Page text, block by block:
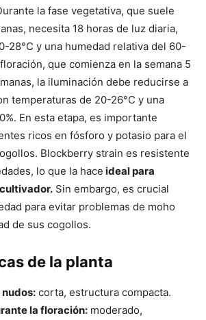
la fase vegetativa, que suele
necesita 18 horas de luz diaria,
28°C y una humedad relativa del 60-
que comienza en la semana 5
la iluminación debe reducirse a
temperaturas de 20-26°C y una
En esta etapa, es importante
ricos en fósforo y potasio para el
Blockberry strain es resistente
lo que la hace ideal para
Sin embargo, es crucial
para evitar problemas de moho
de sus cogollos.
de la planta
corta, estructura compacta.
la floración: moderado,